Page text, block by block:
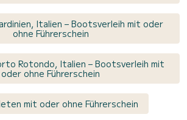
Italien – Bootsverleih mit oder
ohne Führerschein
Rotondo, Italien – Bootsverleih mit
oder ohne Führerschein
mit oder ohne Führerschein